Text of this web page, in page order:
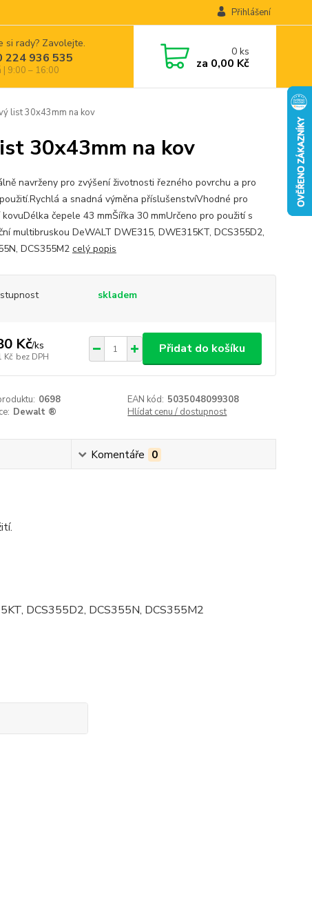
Přihlášení
si rady? Zavolejte.
224 936 535
| 9:00 – 16:00
0ks
za 0,00 Kč
list 30x43mm na kov
30x43mm na kov
navrženy pro zvýšení životnosti řezného povrchu a pro
a snadná výměna příslušenstvíVhodné pro
kovuDélka čepele 43 mmŠířka 30 mmUrčeno pro použití s
multibruskou DeWALT DWE315, DWE315KT, DCS355D2,
DCS355M2 celý popis
skladem
Kč/ks
Kč bez DPH
Přidat do košíku
0698 EAN kód: 5035048099308
Dewalt ® Hlídat cenu / dostupnost
Komentáře 0
.
DCS355D2, DCS355N, DCS355M2